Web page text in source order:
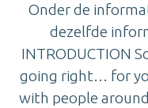
Onder de
dezelfde
INTRODUCTION
going right… for
with people